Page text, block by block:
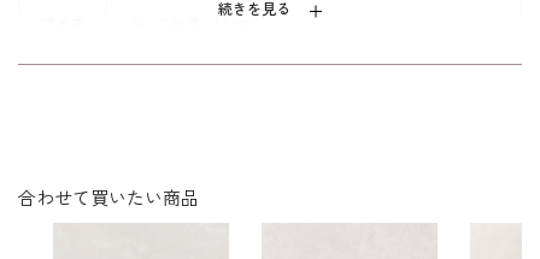
続きを見る
03
ジャケット：1410906/ スカート：1405810
/ ネ
合わせて買いたい商品